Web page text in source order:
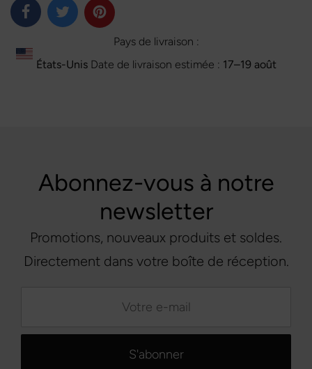
Pays de livraison :
États-UnisDate de livraison estimée : 17⁠–19 août
Abonnez-vous à notre
newsletter
Promotions, nouveaux produits et soldes.
Directement dans votre boîte de réception.